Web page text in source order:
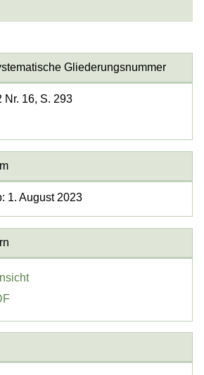
Gliederungsnummer
Nr. 16, S. 293
1. August 2023